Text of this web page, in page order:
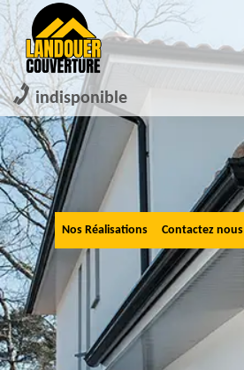
indisponible
Nos Réalisations Contactez nous